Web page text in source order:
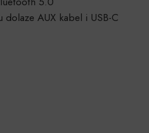
dolaze AUX kabel i USB-C